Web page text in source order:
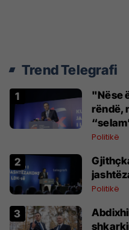
Trend Telegrafi
"Nëse
rëndë,
Politikë
Politikë